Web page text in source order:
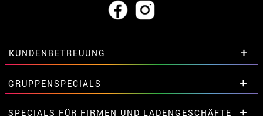
KUNDENBETREUUNG
• Über uns
• Verkaufskonditionen
• Rechtlicher HinweisundDatenschutz
GRUPPENSPECIALS
Extrarabatte für Gruppen.
SPECIALS FÜR FIRMEN UND LADENGESCHÄFTE